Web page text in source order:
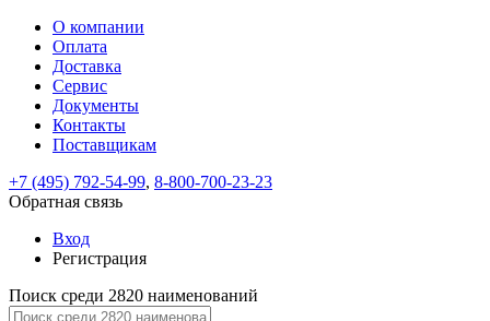
ВходРегистрация
Только
test@example.com
отправлена
по
ней
для
регистрации.
Ок
Только
Восстановление
пароля
Заполните
форму.
Мы
отправим
ссылку
на
указанный
электронный
На
вашу
test@test.ru
отправлена
ссылка.
Перейдите
по
Введите
новый
пароль
Пароль
успешно
Войти
Обратная
связь
Сообщение
Ваше
сообщение
успешно
О компании
Оплата
Доставка
Сервис
Документы
Контакты
Поставщикам
+7 (495) 792-54-99, 8-800-700-23-23
Обратная связь
Вход
Регистрация
Поиск среди 2820 наименований